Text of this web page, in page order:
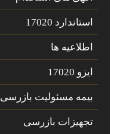
استاندارد 17020
اطلاعیه ها
ایزو 17020
بیمه مسئولیت بازرسی
تجهیزات بازرسی